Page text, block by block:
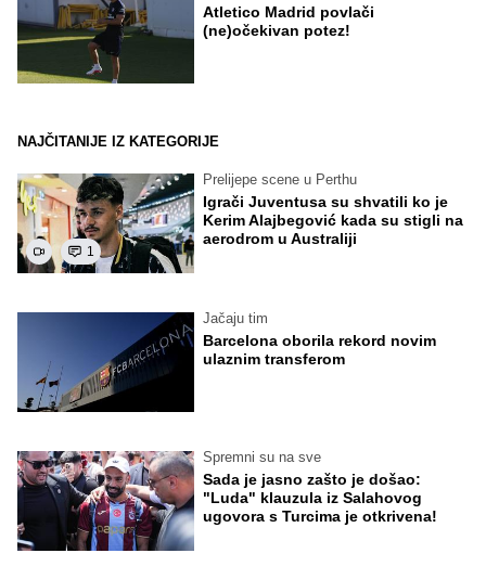
Atletico Madrid povlači
(ne)očekivan potez!
NAJČITANIJE IZ KATEGORIJE
1
Prelijepe scene u Perthu
Igrači Juventusa su shvatili ko je
Kerim Alajbegović kada su stigli na
aerodrom u Australiji
Jačaju tim
Barcelona oborila rekord novim
ulaznim transferom
Spremni su na sve
Sada je jasno zašto je došao:
"Luda" klauzula iz Salahovog
ugovora s Turcima je otkrivena!